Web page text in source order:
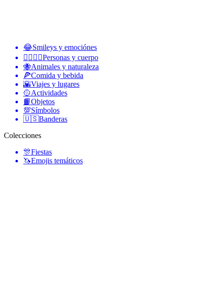
😂Smileys y emociónes
👩‍❤️‍💋‍👨Personas y cuerpo
🐝Animales y naturaleza
🍕Comida y bebida
🌇Viajes y lugares
🥎Actividades
📙Objetos
💯Símbolos
🇺🇸Banderas
Colecciones
🎊Fiestas
🦄Emojis temáticos